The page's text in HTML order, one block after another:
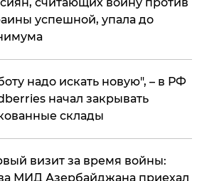
успешной, упала до
надо искать новую", – в РФ
начал закрывать
склады
визит за время войны:
МИД Азербайджана приехал